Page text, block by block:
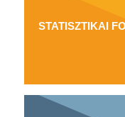
STATISZTIKAI